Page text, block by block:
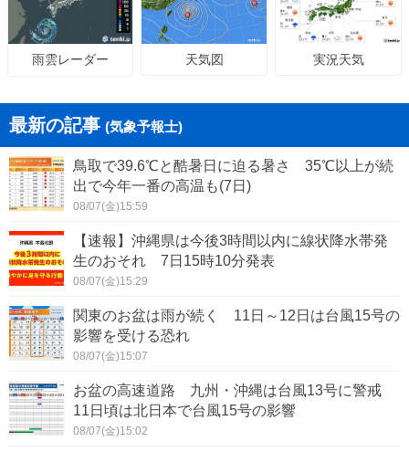
雨雲レーダー 天気図 実況天気
最新の記事 (気象予報士)
鳥取で39.6℃と酷暑日に迫る暑さ 35℃以上が続
出で今年一番の高温も(7日)
08/07(金)15:59
【速報】沖縄県は今後3時間以内に線状降水帯発
生のおそれ 7日15時10分発表
08/07(金)15:29
関東のお盆は雨が続く 11日～12日は台風15号の
影響を受ける恐れ
08/07(金)15:07
お盆の高速道路 九州・沖縄は台風13号に警戒
11日頃は北日本で台風15号の影響
08/07(金)15:02